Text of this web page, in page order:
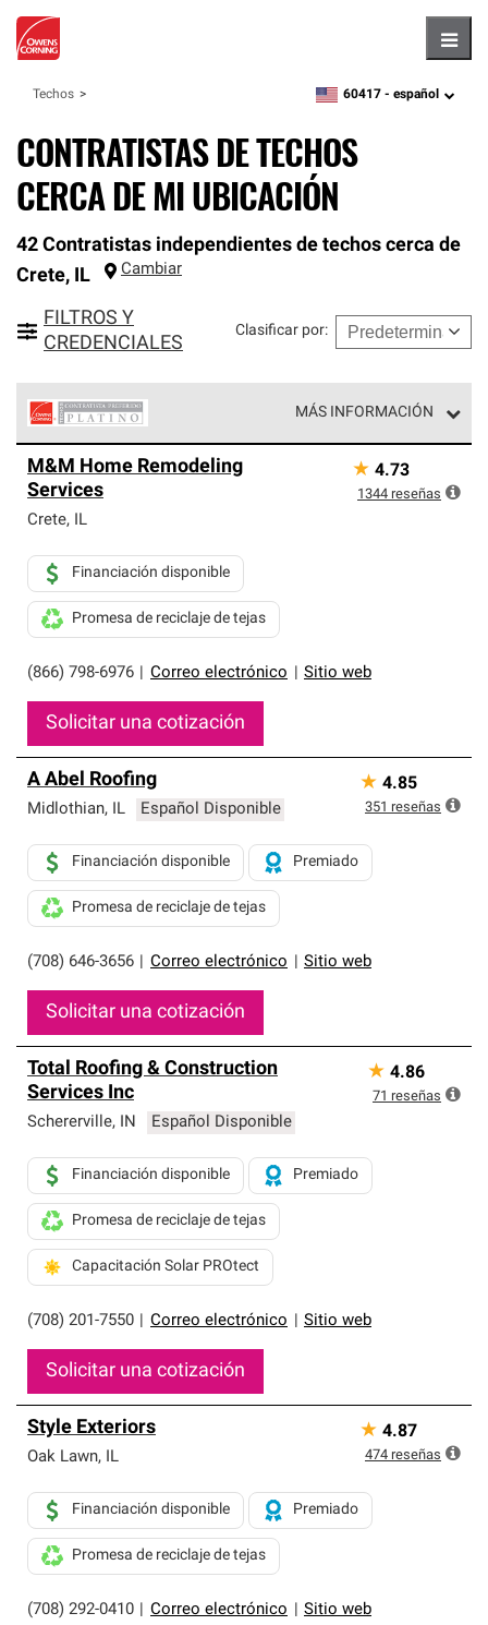
Techos zipcode, language
60417 - español
CONTRATISTAS DE TECHOS
CERCA DE MI UBICACIÓN
42 Contratistas independientes de techos cerca de
Crete, IL Cambiar
FILTROS Y
CREDENCIALES
Clasificar por:
MÁS INFORMACIÓN
Corning constituyen el nivel superior de nuestra red
exclusiva y cumplen con estándares estrictos de
profesionalismo, confiabilidad y destreza incomparable.
sistemas de techos.
M&M Home Remodeling
Services
Crete, IL
(866) 798-6976 Correo electrónico Sitio web
Financiación disponible
Promesa de reciclaje de tejas
Solicitar una cotización
★ 4.73
1344 reseñas
A Abel Roofing
Midlothian, IL Español Disponible
(708) 646-3656 Correo electrónico Sitio web
Financiación disponible Premiado
Promesa de reciclaje de tejas
Solicitar una cotización
★ 4.85
351 reseñas
Total Roofing & Construction
Services Inc
Schererville, IN Español Disponible
(708) 201-7550 Correo electrónico Sitio web
Financiación disponible Premiado
Promesa de reciclaje de tejas
Capacitación Solar PROtect
Solicitar una cotización
★ 4.86
71 reseñas
Style Exteriors
Oak Lawn, IL
(708) 292-0410 Correo electrónico Sitio web
Financiación disponible Premiado
Promesa de reciclaje de tejas
★ 4.87
474 reseñas